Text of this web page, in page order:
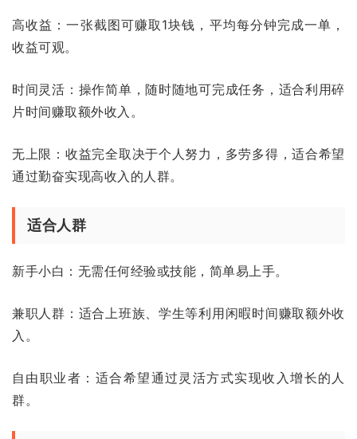
高收益：一张截图可赚取1块钱，平均每分钟完成一单，
收益可观。
时间灵活：操作简单，随时随地可完成任务，适合利用碎
片时间赚取额外收入。
无上限：收益完全取决于个人努力，多劳多得，适合希望
通过勤奋实现高收入的人群。
适合人群
新手小白：无需任何经验或技能，简单易上手。
兼职人群：适合上班族、学生等利用闲暇时间赚取额外收
入。
自由职业者：适合希望通过灵活方式实现收入增长的人
群。